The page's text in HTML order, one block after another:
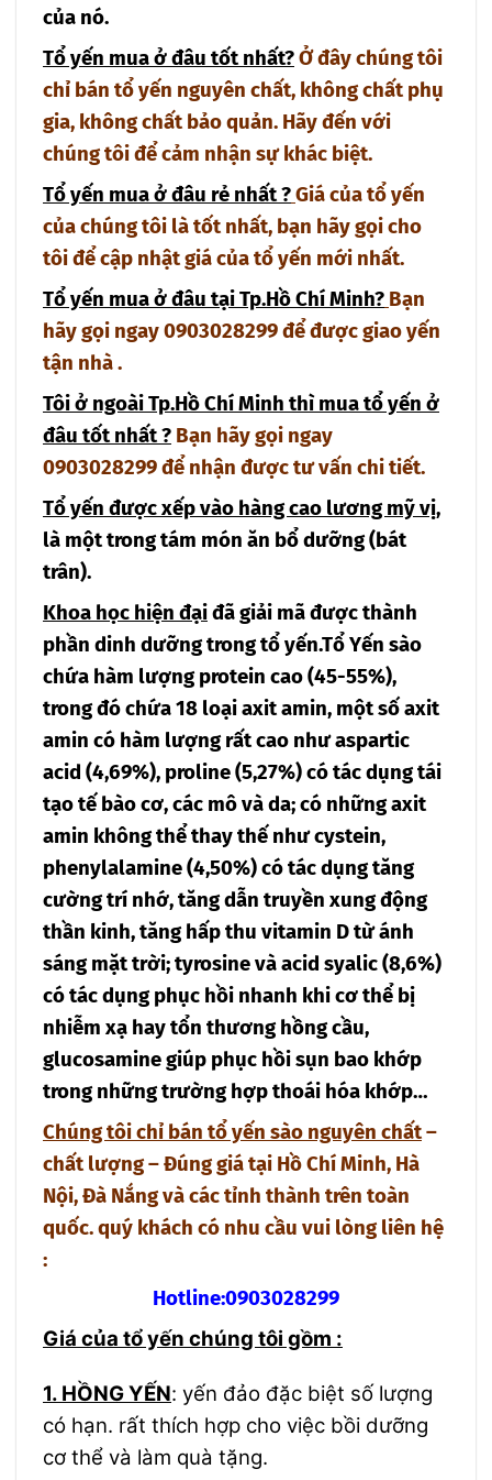
của nó.
Tổ yến mua ở đâu tốt nhất?Ở đây chúng tôi
chỉ bán tổ yến nguyên chất, không chất phụ
gia, không chất bảo quản. Hãy đến với
chúng tôi để cảm nhận sự khác biệt.
Tổ yến mua ở đâu rẻ nhất ?Giá của tổ yến
của chúng tôi là tốt nhất, bạn hãy gọi cho
tôi để cập nhật giá của tổ yến mới nhất.
Tổ yến mua ở đâu tại Tp.Hồ Chí Minh? Bạn
hãy gọi ngay 0903028299 để được giao yến
tận nhà .
Tôi ở ngoài Tp.Hồ Chí Minh thì mua tổ yến ở
đâu tốt nhất ? Bạn hãy gọi ngay
0903028299 để nhận được tư vấn chi tiết.
Tổ yến được xếp vào hàng cao lương mỹ vị,
là một trong tám món ăn bổ dưỡng (bát
trân).
Khoa học hiện đạiđã giải mã được thành
phần dinh dưỡng trong tổ yến.Tổ Yến sào
chứa hàm lượng protein cao (45-55%),
trong đó chứa 18 loại axit amin, một số axit
amin có hàm lượng rất cao như aspartic
acid (4,69%), proline (5,27%) có tác dụng tái
tạo tế bào cơ, các mô và da; có những axit
amin không thể thay thế như cystein,
phenylalamine (4,50%) có tác dụng tăng
cường trí nhớ, tăng dẫn truyền xung động
thần kinh, tăng hấp thu vitamin D từ ánh
sáng mặt trời; tyrosine và acid syalic (8,6%)
có tác dụng phục hồi nhanh khi cơ thể bị
nhiễm xạ hay tổn thương hồng cầu,
glucosamine giúp phục hồi sụn bao khớp
trong những trường hợp thoái hóa khớp…
Chúng tôi chỉ bán tổ yến sào nguyên chất–
chất lượng– Đúng giá tại Hồ Chí Minh, Hà
Nội, Đà Nắng và các tỉnh thành trên toàn
quốc. quý khách có nhu cầu vui lòng liên hệ
:
Hotline:0903028299
Giá của tổ yến chúng tôi gồm :
1. HỒNG YẾN: yến đảo đặc biệt số lượng
có hạn. rất thích hợp cho việc bồi dưỡng
cơ thể và làm quà tặng.